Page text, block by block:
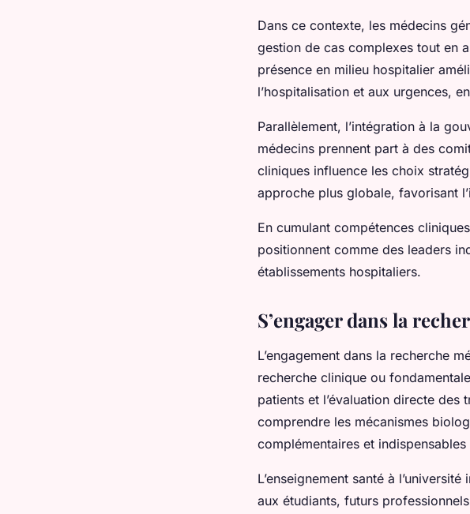
Dans ce contexte, les médecins
gestion de cas complexes tout en
présence en milieu hospitalier
l’hospitalisation et aux urgences,
Parallèlement, l’intégration à la
médecins prennent part à des
cliniques influence les choix
approche plus globale, favorisant
En cumulant compétences
positionnent comme des leaders
établissements hospitaliers.
S’engager dans la
L’engagement dans la recherche
recherche clinique ou
patients et l’évaluation directe des
comprendre les mécanismes
complémentaires et
L’enseignement santé à
aux étudiants, futurs